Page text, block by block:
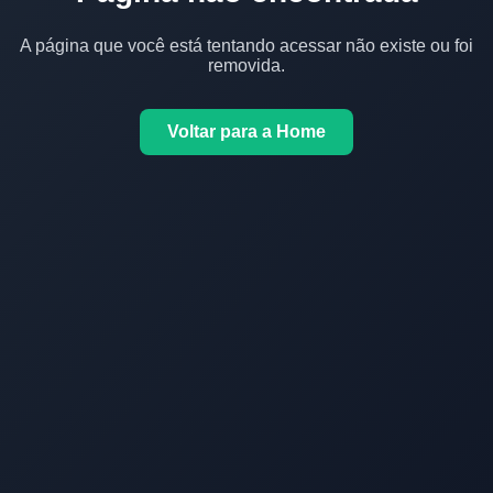
A página que você está tentando acessar não existe ou foi
removida.
Voltar para a Home